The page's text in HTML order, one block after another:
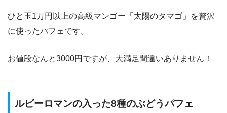
ひと玉1万円以上の高級マンゴー「太陽のタマゴ」を贅沢
に使ったパフェです。
お値段なんと3000円ですが、大満足間違いありません！
ルビーロマンの入った8種のぶどうパフェ